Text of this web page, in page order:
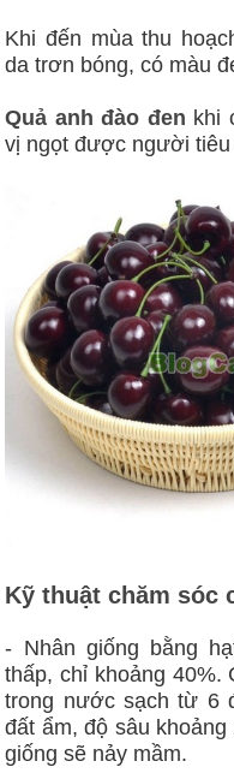
Khi đến mùa thu
da trơn bóng, có màu
Quả anh đào đen khi
vị ngọt được người
Kỹ thuật chăm sóc
- Nhân giống bằng
thấp, chỉ khoảng 40%.
trong nước sạch từ 6
đất ẩm, độ sâu
giống sẽ nảy mầm.